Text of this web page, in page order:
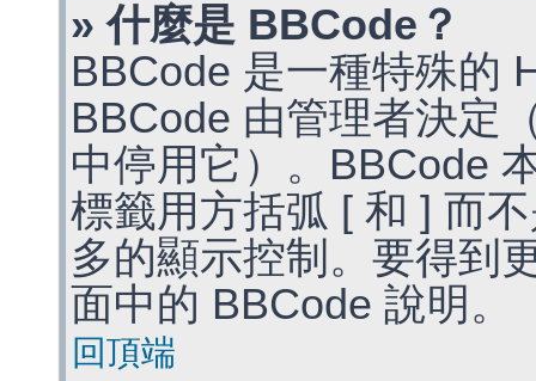
» 什麼是 BBCode？
BBCode 是一種特殊的
BBCode 由管理者決定
中停用它）。BBCode
標籤用方括弧 [ 和 ] 而
多的顯示控制。要得到
面中的 BBCode 說明。
回頂端